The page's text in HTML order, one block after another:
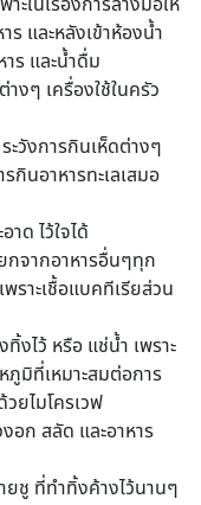
ะในเรื่องการล้างมือให้
และหลังเข้าห้องน้ำ
ร และน้ำดื่ม
งๆ เครื่องใช้ในครัว
วังการกินเห็ดต่างๆ
กินอาหารทะเลเสมอ
ด ไว้ใจได้
กจากอาหารอื่นๆทุก
ราะเชื้อแบคทีเรียส่วน
งไว้ หรือ แช่น้ำ เพราะ
มิที่เหมาะสมต่อการ
ยไมโครเวฟ
อก สลัด และอาหาร
ชู ที่ทำทิ้งค้างไว้นานๆ